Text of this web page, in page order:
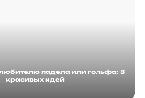
падела или гольфа: 8
красивых идей